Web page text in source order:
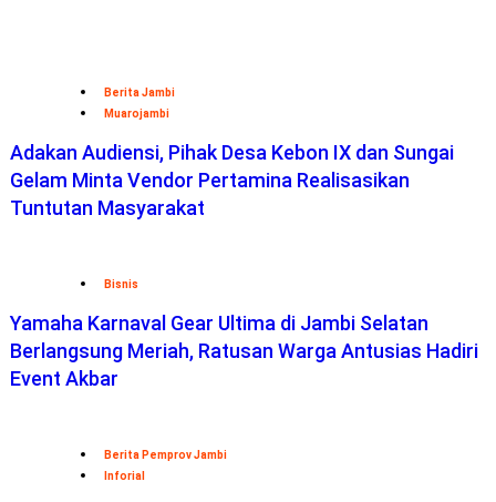
Berita Jambi
Muarojambi
Adakan Audiensi, Pihak Desa Kebon IX dan Sungai
Gelam Minta Vendor Pertamina Realisasikan
Tuntutan Masyarakat
Bisnis
Yamaha Karnaval Gear Ultima di Jambi Selatan
Berlangsung Meriah, Ratusan Warga Antusias Hadiri
Event Akbar
Berita Pemprov Jambi
Inforial